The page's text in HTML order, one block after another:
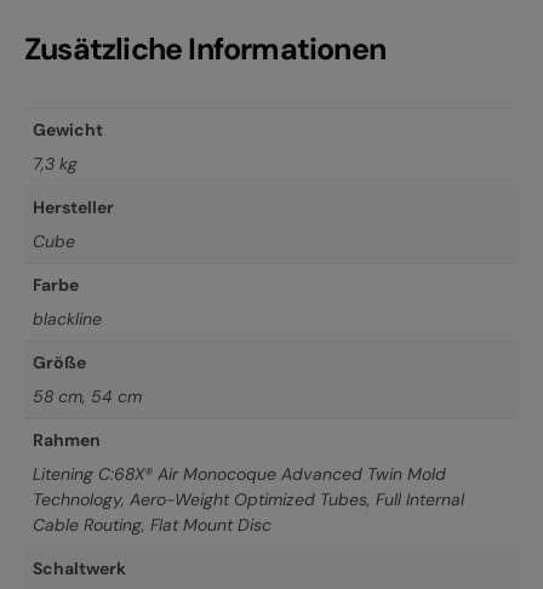
Zusätzliche Informationen
Gewicht
7,3 kg
Hersteller
Cube
Farbe
blackline
Größe
58 cm, 54 cm
Rahmen
Litening C:68X® Air Monocoque Advanced Twin Mold
Technology, Aero-Weight Optimized Tubes, Full Internal
Cable Routing, Flat Mount Disc
Schaltwerk